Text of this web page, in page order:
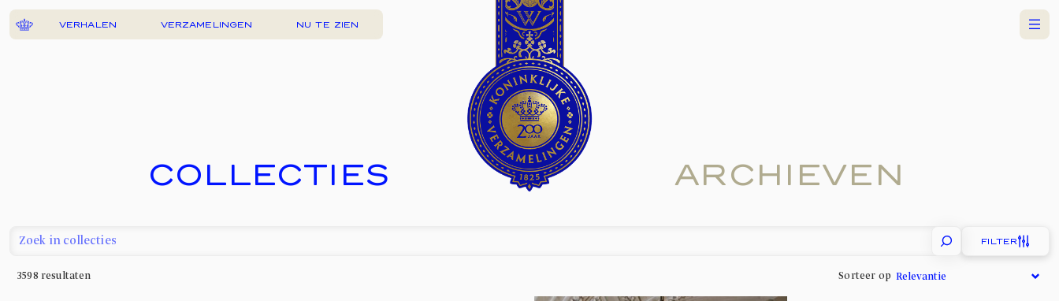
VERHALEN VERZAMELINGEN NU TE ZIEN Menu
COLLECTIES ARCHIEVEN
FILTER
3598 resultaten Sorteer op